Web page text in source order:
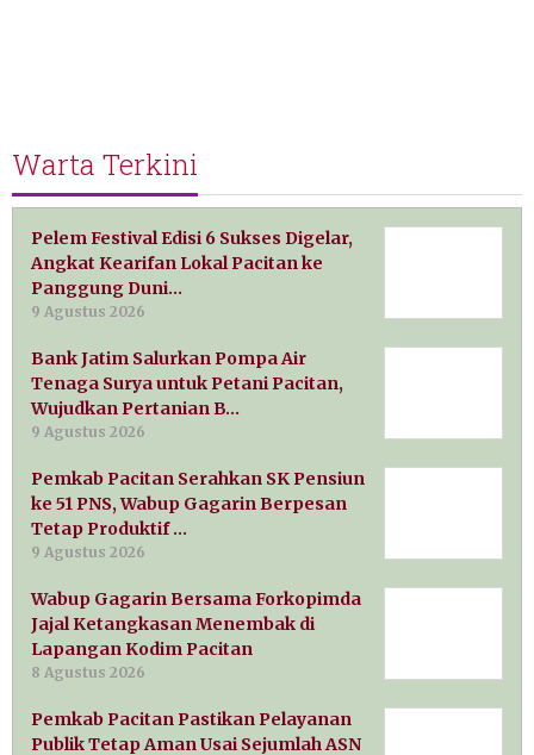
Warta Terkini
Pelem Festival Edisi 6 Sukses Digelar,
Angkat Kearifan Lokal Pacitan ke
Panggung Duni…
9 Agustus 2026
Bank Jatim Salurkan Pompa Air
Tenaga Surya untuk Petani Pacitan,
Wujudkan Pertanian B…
9 Agustus 2026
Pemkab Pacitan Serahkan SK Pensiun
ke 51 PNS, Wabup Gagarin Berpesan
Tetap Produktif …
9 Agustus 2026
Wabup Gagarin Bersama Forkopimda
Jajal Ketangkasan Menembak di
Lapangan Kodim Pacitan
8 Agustus 2026
Pemkab Pacitan Pastikan Pelayanan
Publik Tetap Aman Usai Sejumlah ASN